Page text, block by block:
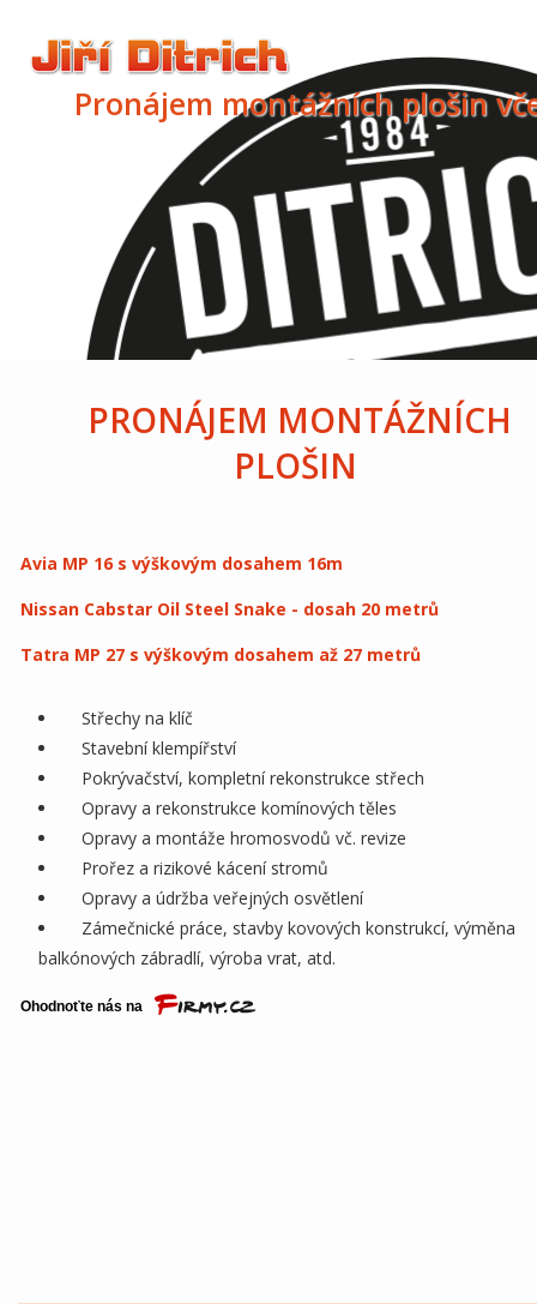
Montážní plošiny
Nymburk
Pronájem montážních plošin
PRONÁJEM MONTÁŽNÍCH
PLOŠIN
Avia MP 16 s výškovým dosahem 16m
Nissan Cabstar Oil Steel Snake - dosah 20 metrů
Tatra MP 27 s výškovým dosahem až 27 metrů
Střechy na klíč
Stavební klempířství
Pokrývačství, kompletní rekonstrukce střech
Opravy a rekonstrukce komínových těles
Opravy a montáže hromosvodů vč. revize
Prořez a rizikové kácení stromů
Opravy a údržba veřejných osvětlení
Zámečnické práce, stavby kovových konstrukcí, výměna
balkónových zábradlí, výroba vrat, atd.